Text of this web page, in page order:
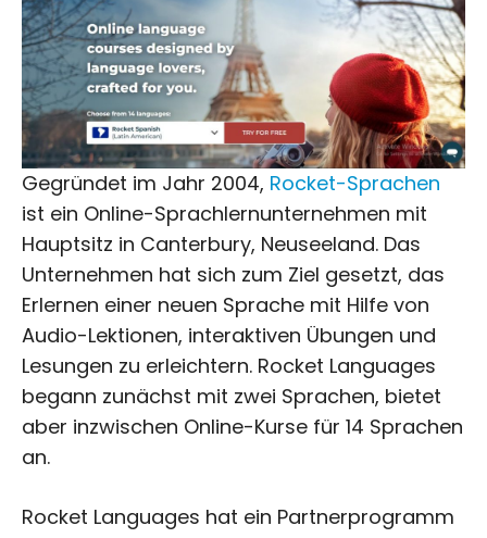
Gegründet im Jahr 2004, Rocket-Sprachen
ist ein Online-Sprachlernunternehmen mit
Hauptsitz in Canterbury, Neuseeland. Das
Unternehmen hat sich zum Ziel gesetzt, das
Erlernen einer neuen Sprache mit Hilfe von
Audio-Lektionen, interaktiven Übungen und
Lesungen zu erleichtern. Rocket Languages
begann zunächst mit zwei Sprachen, bietet
aber inzwischen Online-Kurse für 14 Sprachen
an.
Rocket Languages hat ein Partnerprogramm